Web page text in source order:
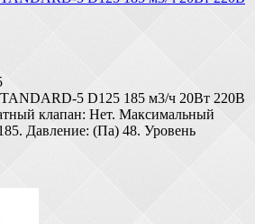
5 D125 185 м3/ч 20Вт 220В
клапан: Нет. Максимальный
Давление: (Па) 48. Уровень